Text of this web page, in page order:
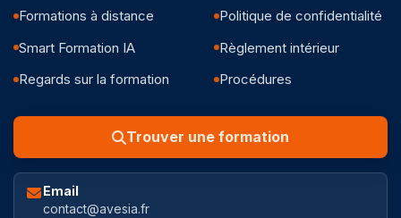
Formations à distance
Smart Formation IA
Regards sur la formation
Politique de confidentialité
Règlement intérieur
Procédures
Trouver une formation
Email
contact@avesia.fr